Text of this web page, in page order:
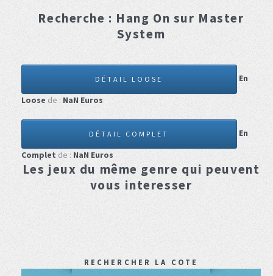
Recherche : Hang On sur Master
System
DÉTAIL LOOSE
En
Loose de : NaN Euros
DÉTAIL COMPLET
En
Complet de : NaN Euros
Les jeux du même genre qui peuvent
vous interesser
RECHERCHER LA COTE